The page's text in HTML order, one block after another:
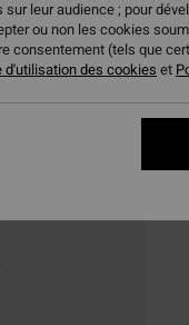
leur audience ; pour
ou non les cookies
consentement (tels que
d'utilisation des cookies et